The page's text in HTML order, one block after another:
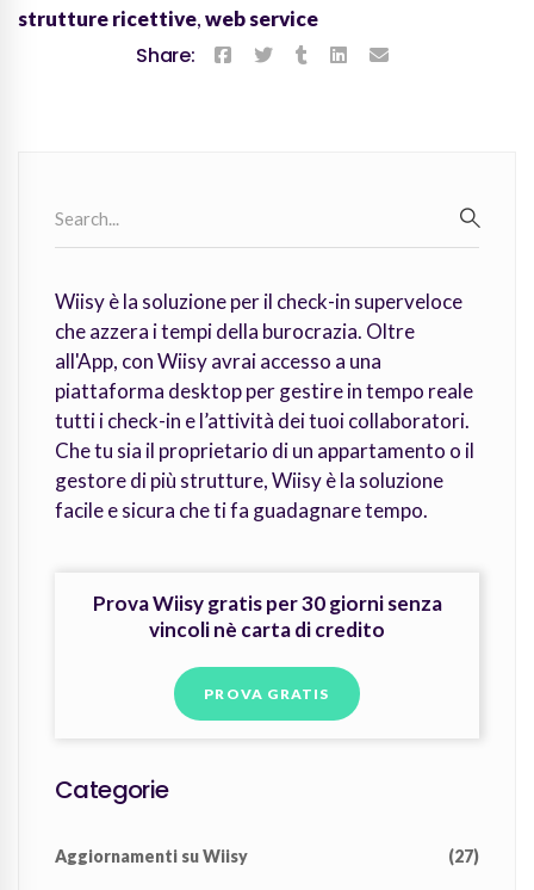
strutture ricettive,web service
Share:
for:
Wiisy è la soluzione per il check-in superveloce
che azzera i tempi della burocrazia. Oltre
all'App, con Wiisy avrai accesso a una
piattaforma desktop per gestire in tempo reale
tutti i check-in e l’attività dei tuoi collaboratori.
Che tu sia il proprietario di un appartamento o il
gestore di più strutture, Wiisy è la soluzione
facile e sicura che ti fa guadagnare tempo.
Prova Wiisy gratis per 30 giorni senza
vincoli nè carta di credito
PROVA GRATIS
Categorie
Aggiornamenti su Wiisy (27)